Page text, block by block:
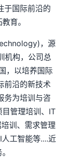
于国际前沿的
育。
，源
机构，公司总
，以培养国际
前沿的新技术
务为培训与咨
管理培训、IT
训、需求管理
工智能等....近